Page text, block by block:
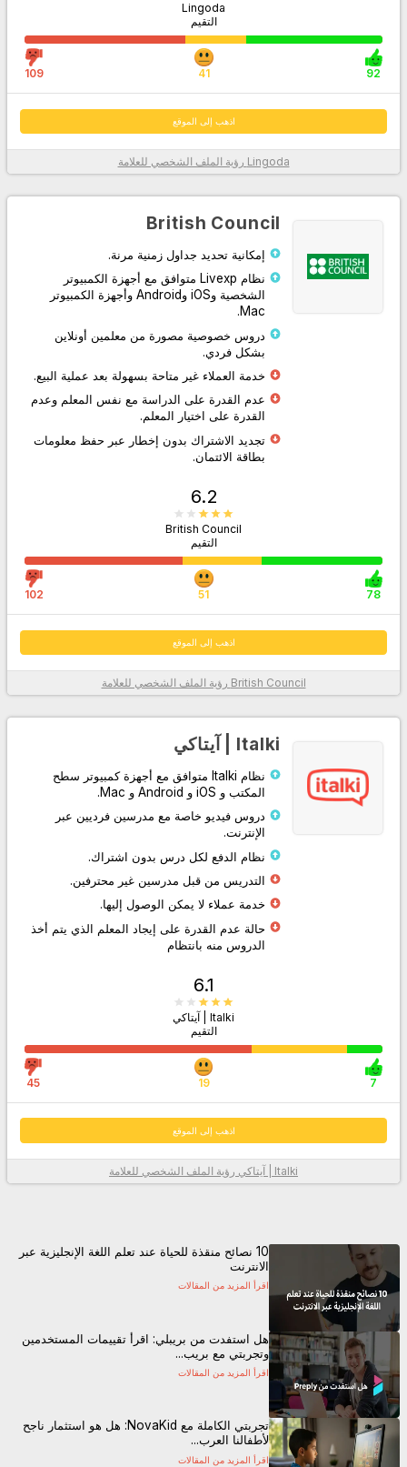
Lingoda
التقيم
92
41
109
اذهب إلى الموقع
اذهب إلى الموقع
Lingoda رؤية الملف الشخصي للعلامة
British Council
إمكانية تحديد جداول زمنية مرنة.
نظام Livexp متوافق مع أجهزة الكمبيوتر
الشخصية وiOS وAndroid وأجهزة الكمبيوتر
Mac.
دروس خصوصية مصورة من معلمين أونلاين
بشكل فردي.
خدمة العملاء غير متاحة بسهولة بعد عملية البيع.
عدم القدرة على الدراسة مع نفس المعلم وعدم
القدرة على اختيار المعلم.
تجديد الاشتراك بدون إخطار عبر حفظ معلومات
بطاقة الائتمان.
6.2
British Council
التقيم
78
51
102
اذهب إلى الموقع
British Council رؤية الملف الشخصي للعلامة
Italki | آيتاكي
نظام Italki متوافق مع أجهزة كمبيوتر سطح
المكتب و iOS و Android و Mac.
دروس فيديو خاصة مع مدرسين فرديين عبر
الإنترنت.
نظام الدفع لكل درس بدون اشتراك.
التدريس من قبل مدرسين غير محترفين.
خدمة عملاء لا يمكن الوصول إليها.
حالة عدم القدرة على إيجاد المعلم الذي يتم أخذ
الدروس منه بانتظام
6.1
Italki | آيتاكي
التقيم
7
19
45
اذهب إلى الموقع
اذهب إلى الموقع
Italki | آيتاكي رؤية الملف الشخصي للعلامة
10 نصائح منقذة للحياة عند تعلم اللغة الإنجليزية عبر
الانترنت
اقرأ المزيد من المقالات
هل استفدت من بريبلي: اقرأ تقييمات المستخدمين
وتجربتي مع بريب...
اقرأ المزيد من المقالات
تجربتي الكاملة مع NovaKid: هل هو استثمار ناجح
لأطفالنا العرب...
اقرأ المزيد من المقالات